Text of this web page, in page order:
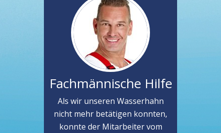
Fachmännische Hilfe
Als wir unseren Wasserhahn
nicht mehr betätigen konnten,
konnte der Mitarbeiter vom